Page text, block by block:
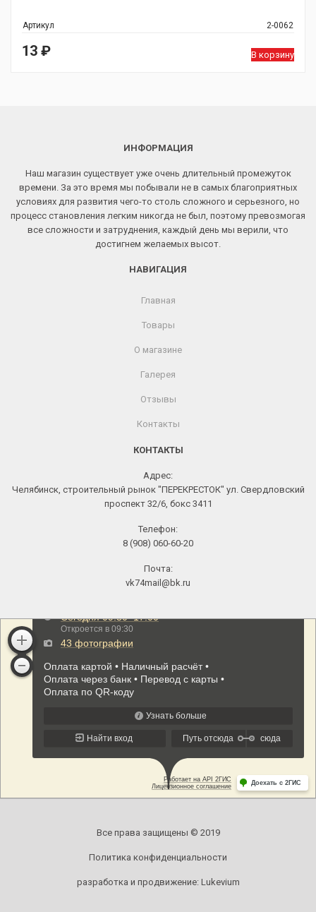
Артикул 2-0062
13 ₽ В корзину
ИНФОРМАЦИЯ
Наш магазин существует уже очень длительный промежуток
времени. За это время мы побывали не в самых благоприятных
условиях для развития чего-то столь сложного и серьезного, но
процесс становления легким никогда не был, поэтому превозмогая
все сложности и затруднения, каждый день мы верили, что
достигнем желаемых высот.
НАВИГАЦИЯ
Главная
Товары
О магазине
Галерея
Отзывы
Контакты
КОНТАКТЫ
Адрес:
Челябинск, строительный рынок "ПЕРЕКРЕСТОК" ул. Свердловский
проспект 32/6, бокс 3411
Телефон:
8 (908) 060-60-20
Почта:
vk74mail@bk.ru
Все права защищены © 2019
Политика конфиденциальности
разработка и продвижение: Lukevium